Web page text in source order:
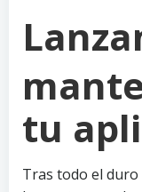
tu
Tras todo el